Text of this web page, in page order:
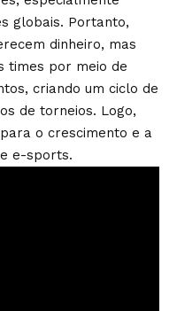
globais. Portanto,
dinheiro, mas
times por meio de
criando um ciclo de
de torneios. Logo,
o crescimento e a
e-sports.